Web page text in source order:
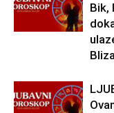
Bik,